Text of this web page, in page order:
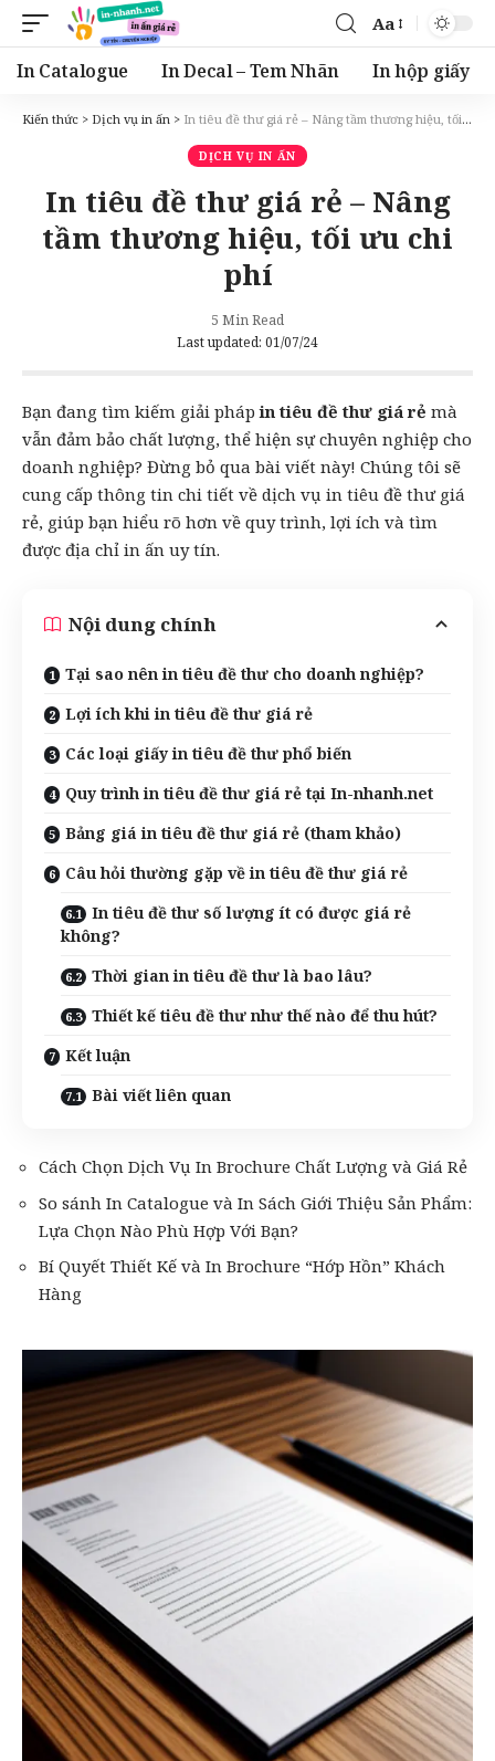
Font
Resizer
Aa
In Catalogue In Decal – Tem Nhãn In hộp giấy
Kiến thức > Dịch vụ in ấn > In tiêu đề thư giá rẻ – Nâng tầm thương hiệu, tối ưu chi phí
DỊCH VỤ IN ẤN
In tiêu đề thư giá rẻ – Nâng
tầm thương hiệu, tối ưu chi
phí
Last updated: 01/07/24
5 Min Read
Bạn đang tìm kiếm giải phápin tiêu đề thư giá rẻ mà
vẫn đảm bảo chất lượng, thể hiện sự chuyên nghiệp cho
doanh nghiệp? Đừng bỏ qua bài viết này! Chúng tôi sẽ
cung cấp thông tin chi tiết về dịch vụ in tiêu đề thư giá
rẻ, giúp bạn hiểu rõ hơn về quy trình, lợi ích và tìm
được địa chỉ in ấn uy tín.
Nội dung chính
Tại sao nên in tiêu đề thư cho doanh nghiệp?
Lợi ích khi in tiêu đề thư giá rẻ
Các loại giấy in tiêu đề thư phổ biến
Quy trình in tiêu đề thư giá rẻ tại In-nhanh.net
Bảng giá in tiêu đề thư giá rẻ (tham khảo)
Câu hỏi thường gặp về in tiêu đề thư giá rẻ
In tiêu đề thư số lượng ít có được giá rẻ
không?
Thời gian in tiêu đề thư là bao lâu?
Thiết kế tiêu đề thư như thế nào để thu hút?
Kết luận
Bài viết liên quan
Cách Chọn Dịch Vụ In Brochure Chất Lượng và Giá Rẻ
So sánh In Catalogue và In Sách Giới Thiệu Sản Phẩm:
Lựa Chọn Nào Phù Hợp Với Bạn?
Bí Quyết Thiết Kế và In Brochure “Hớp Hồn” Khách
Hàng